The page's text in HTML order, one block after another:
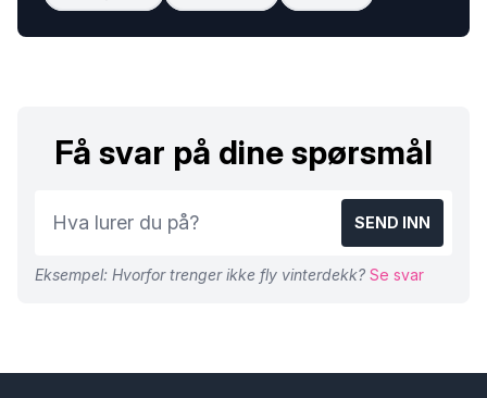
Få svar på dine spørsmål
SEND INN
Eksempel: Hvorfor trenger ikke fly vinterdekk? Se svar